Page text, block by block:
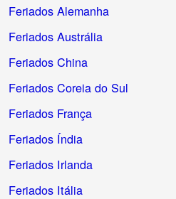
Feriados Alemanha
Feriados Austrália
Feriados China
Feriados Coreia do Sul
Feriados França
Feriados Índia
Feriados Irlanda
Feriados Itália